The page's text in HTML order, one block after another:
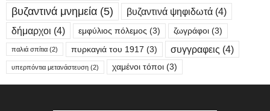
βυζαντινά μνημεία (5) βυζαντινά ψηφιδωτά (4)
δήμαρχοι (4) εμφύλιος πόλεμος (3) ζωγράφοι (3)
παλιά σπίτια (2) πυρκαγιά του 1917 (3) συγγραφεις (4)
υπερπόντια μετανάστευση (2) χαμένοι τόποι (3)